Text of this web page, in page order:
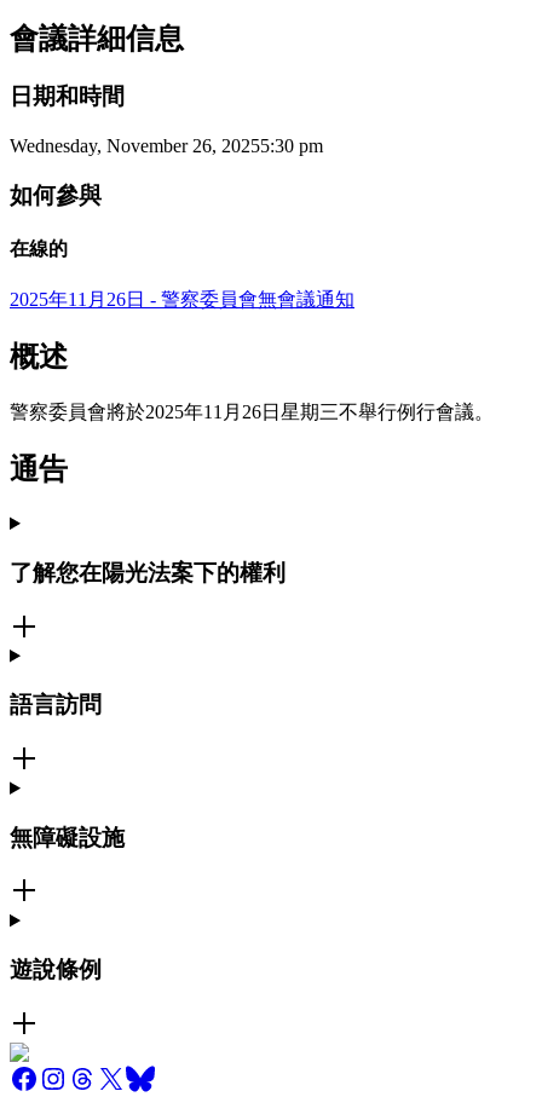
會議詳細信息
日期和時間
Wednesday, November 26, 20255:30 pm
如何參與
在線的
2025年11月26日 - 警察委員會無會議通知
概述
警察委員會將於2025年11月26日星期三不舉行例行會議。
通告
了解您在陽光法案下的權利
語言訪問
無障礙設施
遊說條例